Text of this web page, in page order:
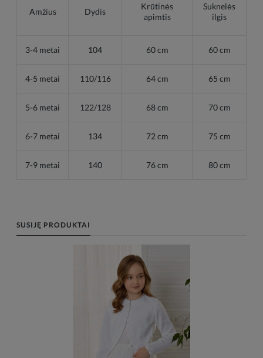
Amžius Dydis
Krūtinės
apimtis
Suknelės
ilgis
3-4 metai 104 60 cm 60 cm
4-5 metai 110/116 64 cm 65 cm
5-6 metai 122/128 68 cm 70 cm
6-7 metai 134 72 cm 75 cm
7-9 metai 140 76 cm 80 cm
SUSIJĘ PRODUKTAI